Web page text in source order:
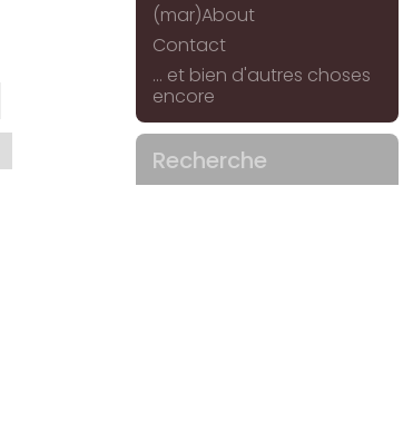
(mar)About
Contact
... et bien d'autres choses
encore
Recherche